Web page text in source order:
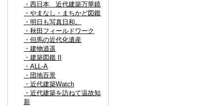
・西日本 近代建築万華鏡
・やまなし・まちかど図鑑
・明日も写真日和。
・秋田フィールドワーク
・但馬の近代化遺産
・建物逍遥
・建築図鑑 II
・ALL-A
・団地百景
・近代建築Watch
・近代建築を訪ねて温故知
新